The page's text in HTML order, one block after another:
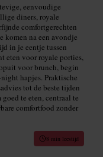
eenvoudige
diners, royale
comfortgerechten
komen na een avondje
in je eentje tussen
eten voor royale porties,
voor brunch, begin
hapjes. Praktische
tot de beste tijden
te eten, centraal te
comfortfood zonder
8 min leestijd